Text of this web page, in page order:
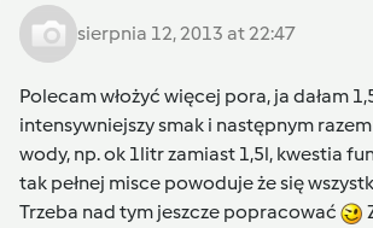
sierpnia 12, 2013 at 22:47
Polecam włożyć więcej pora, ja dałam
intensywniejszy smak i następnym
wody, np. ok 1litr zamiast 1,5l, kwestia
tak pełnej misce powoduje że się
Trzeba nad tym jeszcze popracować